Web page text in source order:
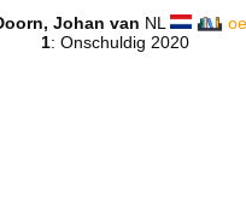
Johan van NL
1: Onschuldig 2020